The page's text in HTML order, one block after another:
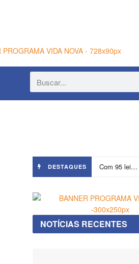
DESTAQUES Com 95 leitos, Salvador ganha hospital focado em transição de cuidados
NOTÍCIAS RECENTES